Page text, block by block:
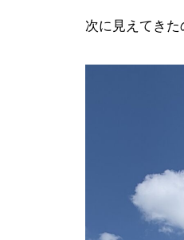
次に見えてきた